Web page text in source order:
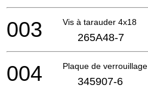
Vis à tarauder 4x18
003 265A48-7
Plaque de verrouillage
004 345907-6